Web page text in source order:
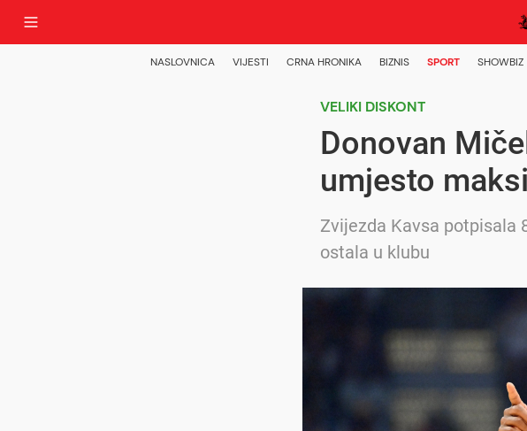
NASLOVNICA VIJESTI CRNA HRONIKA BIZNIS SPORT SHOWBIZ
VELIKI DISKONT
Donovan
umjesto
Zvijezda Kavsa potpisala
ostala u klubu